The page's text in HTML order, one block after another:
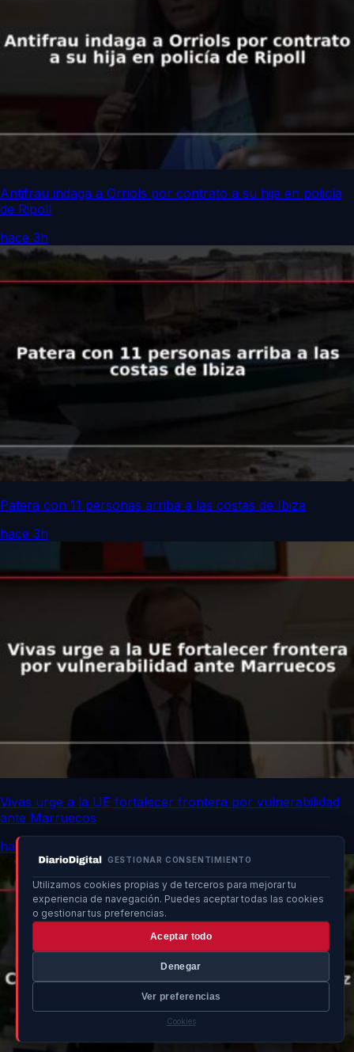
GESTIONAR CONSENTIMIENTO
Utilizamos cookies propias y de terceros para mejorar tu
experiencia de navegación. Puedes aceptar todas las cookies
o gestionar tus preferencias.
Aceptar todo
Denegar
Ver preferencias
Cookies
Antifrau indaga a Orriols por contrato a su hija en policía
de Ripoll
hace 3h
Patera con 11 personas arriba a las costas de Ibiza
hace 3h
Vivas urge a la UE fortalecer frontera por vulnerabilidad
ante Marruecos
hace 3h